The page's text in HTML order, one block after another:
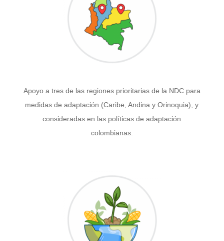
Apoyo a tres de las regiones prioritarias de la NDC para
medidas de adaptación (Caribe, Andina y Orinoquia), y
consideradas en las políticas de adaptación
colombianas.